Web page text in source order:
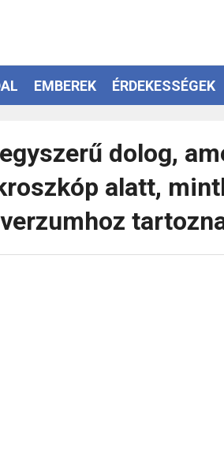
EMBEREK ÉRDEKESSÉGEK
dolog,
alatt,